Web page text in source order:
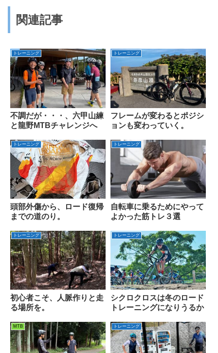
関連記事
トレーニング
不調だが・・・、六甲山練
と龍野MTBチャレンジへ
トレーニング
フレームが変わるとポジシ
ョンも変わっていく。
トレーニング
頭部外傷から、ロード復帰
までの道のり。
トレーニング
自転車に乗るためにやって
よかった筋トレ３選
トレーニング
初心者こそ、人脈作りと走
る場所を。
トレーニング
シクロクロスは冬のロード
トレーニングになりうるか
MTB トレーニング